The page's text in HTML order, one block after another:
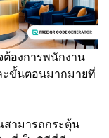
ต้องการพนักงาน
ะขั้นตอนมากมายที่
ามารถกระตุ้น